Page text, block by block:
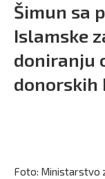
Šimun sa
Islamske
doniranju
donorskih
Foto: Ministarstvo